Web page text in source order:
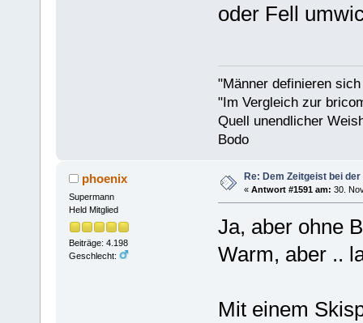
oder Fell
"Männer definieren
"Im Vergleich zur
Quell unendlicher
Bodo
phoenix
Supermann
Held Mitglied
Beiträge: 4.198
Geschlecht:
Re: Dem Zeitgeist bei
« Antwort #1591 am: 30.
Ja, aber ohne
Warm, aber ..
Mit einem